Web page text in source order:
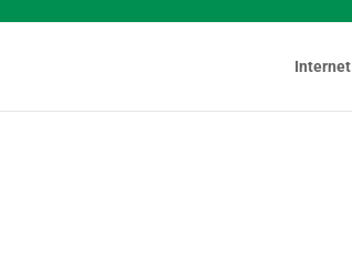
Internet